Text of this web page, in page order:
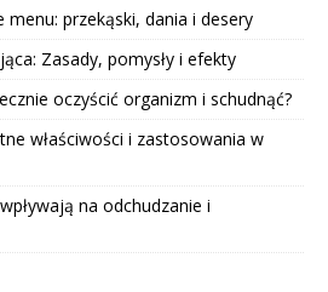
menu: przekąski, dania i desery
Zasady, pomysły i efekty
oczyścić organizm i schudnąć?
właściwości i zastosowania w
na odchudzanie i